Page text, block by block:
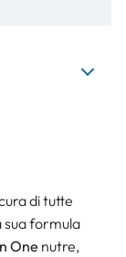
di tutte
sua formula
One nutre,